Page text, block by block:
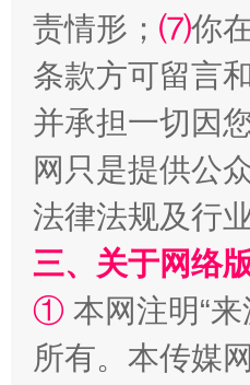
阿坝州三大球赛在茂
责情形； ⑺你
条款方可留言
并承担一切因
网只是提供公
法律法规及行
三、关于网络
① 本网注明“
所有。本传媒